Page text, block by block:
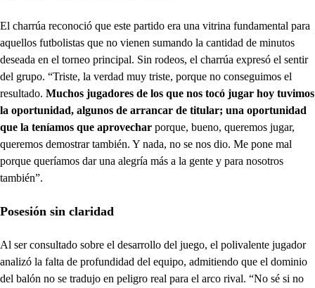
El charrúa reconoció que este partido era una vitrina fundamental para
aquellos futbolistas que no vienen sumando la cantidad de minutos
deseada en el torneo principal. Sin rodeos, el charrúa expresó el sentir
del grupo. “Triste, la verdad muy triste, porque no conseguimos el
resultado. Muchos jugadores de los que nos tocó jugar hoy tuvimos
la oportunidad, algunos de arrancar de titular; una oportunidad
que la teníamos que aprovechar porque, bueno, queremos jugar,
queremos demostrar también. Y nada, no se nos dio. Me pone mal
porque queríamos dar una alegría más a la gente y para nosotros
también”.
Posesión sin claridad
Al ser consultado sobre el desarrollo del juego, el polivalente jugador
analizó la falta de profundidad del equipo, admitiendo que el dominio
del balón no se tradujo en peligro real para el arco rival. “No sé si no